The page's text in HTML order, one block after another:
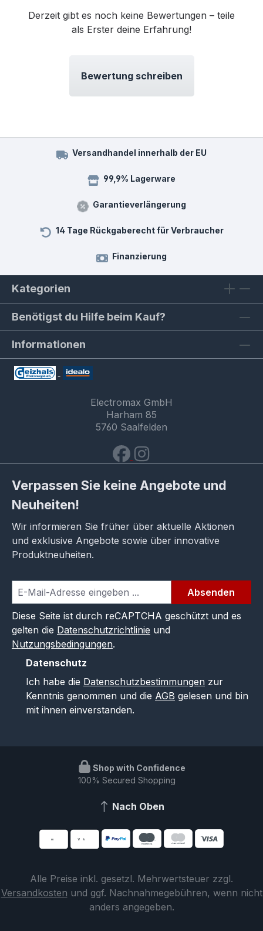
Derzeit gibt es noch keine Bewertungen – teile
als Erster deine Erfahrung!
Bewertung schreiben
Versandhandel innerhalb der EU
99,9% Lagerware
Garantieverlängerung
14 Tage Rückgaberecht für Verbraucher
Finanzierung
Kategorien
Benötigst du Hilfe beim Kauf?
Informationen
Electromax GmbH
Harham 85
5760 Saalfelden
Verpassen Sie keine Angebote und
Neuheiten!
Wir informieren Sie früher über aktuelle Aktionen
und exklusive Angebote sowie über innovative
Produktneuheiten.
Absenden
Diese Seite ist durch reCAPTCHA geschützt und es
gelten die Datenschutzrichtlinie und
Nutzungsbedingungen.
Datenschutz
Ich habe die Datenschutzbestimmungen zur
Kenntnis genommen und die AGB gelesen und bin
mit ihnen einverstanden.
Shop with Confidence
100% Secured Shopping
Nach Oben
Alle Preise inkl. gesetzl. Mehrwertsteuer zzgl.
Versandkosten und ggf. Nachnahmegebühren, wenn nicht
anders angegeben.